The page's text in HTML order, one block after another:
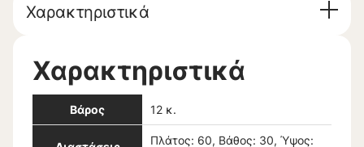
Χαρακτηριστικά
Χαρακτηριστικά
Βάρος 12 κ.
Πλάτος: 60, Βάθος: 30, Ύψος: